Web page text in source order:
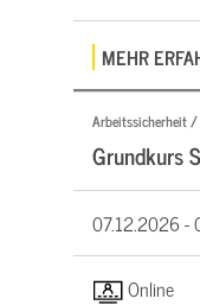
MEHR
Arbeitssicherheit
Grundkurs
07.12.2026 -
Online